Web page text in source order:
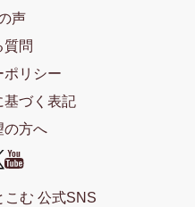
声
質問
ポリシー
基づく表記
の方へ
こむ 公式SNS